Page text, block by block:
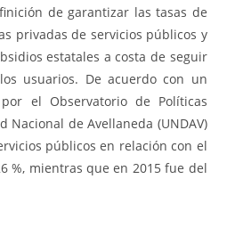
de garantizar las tasas de
privadas de servicios públicos y
estatales a costa de seguir
usuarios. De acuerdo con un
el Observatorio de Políticas
Nacional de Avellaneda (UNDAV)
públicos en relación con el
%, mientras que en 2015 fue del